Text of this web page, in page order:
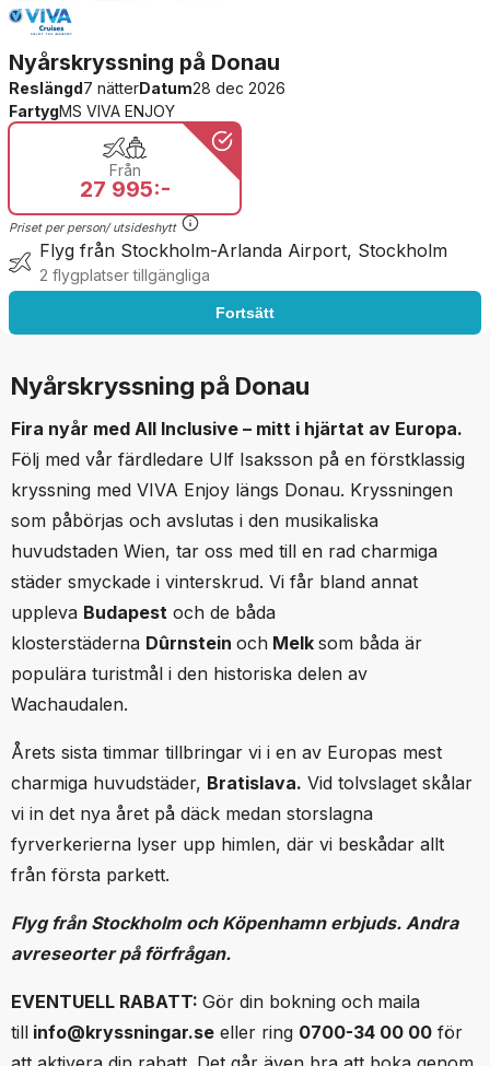
Nyårskryssning på Donau
Reslängd 7 nätterDatum28 dec 2026
FartygMS VIVA ENJOY
Från
27 995:-
Priset per person/ utsideshytt
Flyg från Stockholm-Arlanda Airport, Stockholm
2 flygplatser tillgängliga
Fortsätt
Nyårskryssning på Donau
Fira nyår med All Inclusive – mitt i hjärtat av Europa.
Följ med vår färdledare Ulf Isaksson på en förstklassig
kryssning med VIVA Enjoy längs Donau. Kryssningen
som påbörjas och avslutas i den musikaliska
huvudstaden Wien, tar oss med till en rad charmiga
städer smyckade i vinterskrud. Vi får bland annat
uppleva Budapest och de båda
klosterstäderna Dûrnstein och Melk som båda är
populära turistmål i den historiska delen av
Wachaudalen.
Årets sista timmar tillbringar vi i en av Europas mest
charmiga huvudstäder, Bratislava. Vid tolvslaget skålar
vi in det nya året på däck medan storslagna
fyrverkerierna lyser upp himlen, där vi beskådar allt
från första parkett.
Flyg från Stockholm och Köpenhamn erbjuds. Andra
avreseorter på förfrågan.
EVENTUELL RABATT: Gör din bokning och maila
till info@kryssningar.se eller ring 0700-34 00 00 för